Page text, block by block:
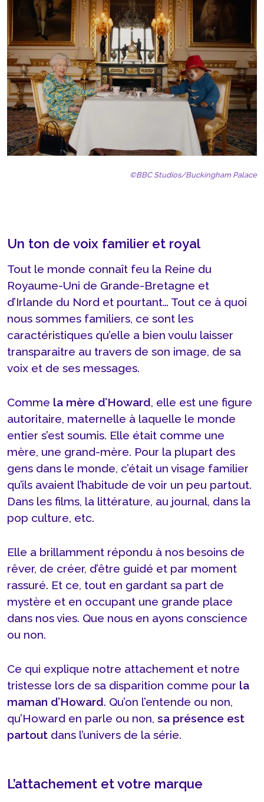
©BBC Studios/Buckingham Palace
Un ton de voix familier et royal
Tout le monde connaît feu la Reine du
Royaume-Uni de Grande-Bretagne et
d’Irlande du Nord et pourtant… Tout ce à quoi
nous sommes familiers, ce sont les
caractéristiques qu’elle a bien voulu laisser
transparaitre au travers de son image, de sa
voix et de ses messages.
Comme la mère d’Howard, elle est une figure
autoritaire, maternelle à laquelle le monde
entier s’est soumis. Elle était comme une
mère, une grand-mère. Pour la plupart des
gens dans le monde, c’était un visage familier
qu’ils avaient l’habitude de voir un peu partout.
Dans les films, la littérature, au journal, dans la
pop culture, etc.
Elle a brillamment répondu à nos besoins de
rêver, de créer, d’être guidé et par moment
rassuré. Et ce, tout en gardant sa part de
mystère et en occupant une grande place
dans nos vies. Que nous en ayons conscience
ou non.
Ce qui explique notre attachement et notre
tristesse lors de sa disparition comme pour la
maman d’Howard. Qu’on l’entende ou non,
qu’Howard en parle ou non, sa présence est
partout dans l’univers de la série.
L’attachement et votre marque